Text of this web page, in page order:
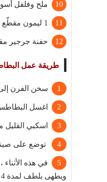
ملح وفلفل
1 ليمون مقطّع إلى أسافين للتقديم
حفنة جرجير
طريقة عمل
سخن الفرن إلى 200 درجة مئوية / 180 درجة
اغسل
اسكبي
توضع على صينية خبز وتخبز لمدة
في هذه
ويطهى بلطف لمدة 4 دقائق ، ثم يرفع عن النار